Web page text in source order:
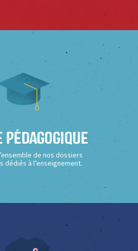
Pédagogique
de nos dossiers
dédiés à l’enseignement.